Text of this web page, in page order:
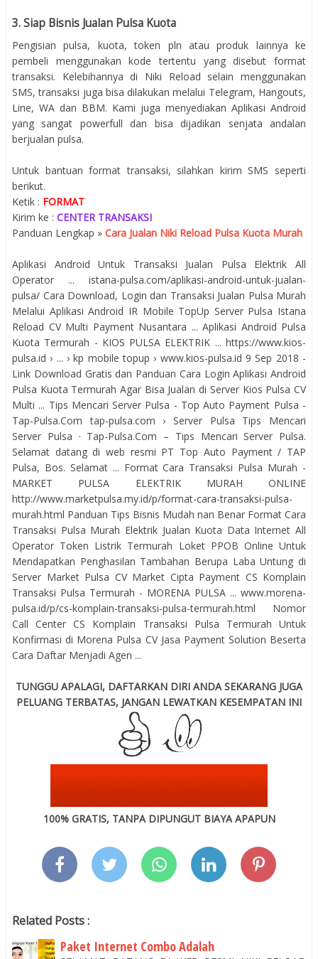
3. Siap Bisnis Jualan Pulsa Kuota
Pengisian pulsa, kuota, token pln atau produk lainnya ke
pembeli menggunakan kode tertentu yang disebut format
transaksi. Kelebihannya di Niki Reload selain menggunakan
SMS, transaksi juga bisa dilakukan melalui Telegram, Hangouts,
Line, WA dan BBM. Kami juga menyediakan Aplikasi Android
yang sangat powerfull dan bisa dijadikan senjata andalan
berjualan pulsa.
Untuk bantuan format transaksi, silahkan kirim SMS seperti
berikut.
Ketik : FORMAT
Kirim ke : CENTER TRANSAKSI
Panduan Lengkap » Cara Jualan Niki Reload Pulsa Kuota Murah
Aplikasi Android Untuk Transaksi Jualan Pulsa Elektrik All
Operator ... istana-pulsa.com/aplikasi-android-untuk-jualan-
pulsa/ Cara Download, Login dan Transaksi Jualan Pulsa Murah
Melalui Aplikasi Android IR Mobile TopUp Server Pulsa Istana
Reload CV Multi Payment Nusantara ... Aplikasi Android Pulsa
Kuota Termurah - KIOS PULSA ELEKTRIK ... https://www.kios-
pulsa.id › ... › kp mobile topup › www.kios-pulsa.id 9 Sep 2018 -
Link Download Gratis dan Panduan Cara Login Aplikasi Android
Pulsa Kuota Termurah Agar Bisa Jualan di Server Kios Pulsa CV
Multi ... Tips Mencari Server Pulsa - Top Auto Payment Pulsa -
Tap-Pulsa.Com tap-pulsa.com › Server Pulsa Tips Mencari
Server Pulsa · Tap-Pulsa.Com – Tips Mencari Server Pulsa.
Selamat datang di web resmi PT Top Auto Payment / TAP
Pulsa, Bos. Selamat ... Format Cara Transaksi Pulsa Murah -
MARKET PULSA ELEKTRIK MURAH ONLINE
http://www.marketpulsa.my.id/p/format-cara-transaksi-pulsa-
murah.html Panduan Tips Bisnis Mudah nan Benar Format Cara
Transaksi Pulsa Murah Elektrik Jualan Kuota Data Internet All
Operator Token Listrik Termurah Loket PPOB Online Untuk
Mendapatkan Penghasilan Tambahan Berupa Laba Untung di
Server Market Pulsa CV Market Cipta Payment CS Komplain
Transaksi Pulsa Termurah - MORENA PULSA ... www.morena-
pulsa.id/p/cs-komplain-transaksi-pulsa-termurah.html Nomor
Call Center CS Komplain Transaksi Pulsa Termurah Untuk
Konfirmasi di Morena Pulsa CV Jasa Payment Solution Beserta
Cara Daftar Menjadi Agen ...
TUNGGU APALAGI, DAFTARKAN DIRI ANDA SEKARANG JUGA
PELUANG TERBATAS, JANGAN LEWATKAN KESEMPATAN INI
100% GRATIS, TANPA DIPUNGUT BIAYA APAPUN
Related Posts :
Paket Internet Combo Adalah